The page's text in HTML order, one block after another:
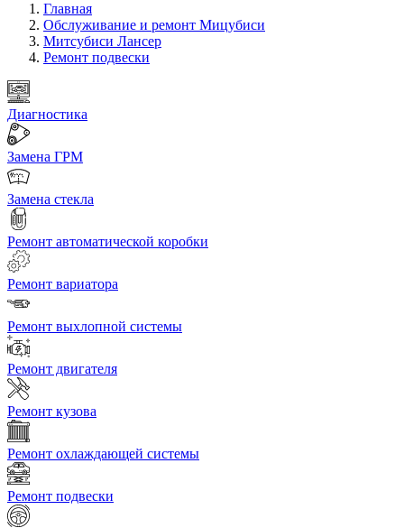
Главная
Обслуживание и ремонт Мицубиси
Митсубиси Лансер
Ремонт подвески
Диагностика
Замена ГРМ
Замена стекла
Ремонт автоматической коробки
Ремонт вариатора
Ремонт выхлопной системы
Ремонт двигателя
Ремонт кузова
Ремонт охлаждающей системы
Ремонт подвески